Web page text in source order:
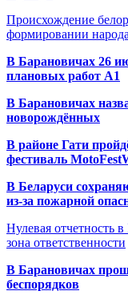
Происхождение
формировании народа
В Барановичах 26
плановых работ A1
В Барановичах
новорождённых
В районе Гати
фестиваль
В Беларуси
из-за пожарной
Нулевая отчетность
зона ответственности
В Барановичах
беспорядков